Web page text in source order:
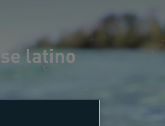
latino